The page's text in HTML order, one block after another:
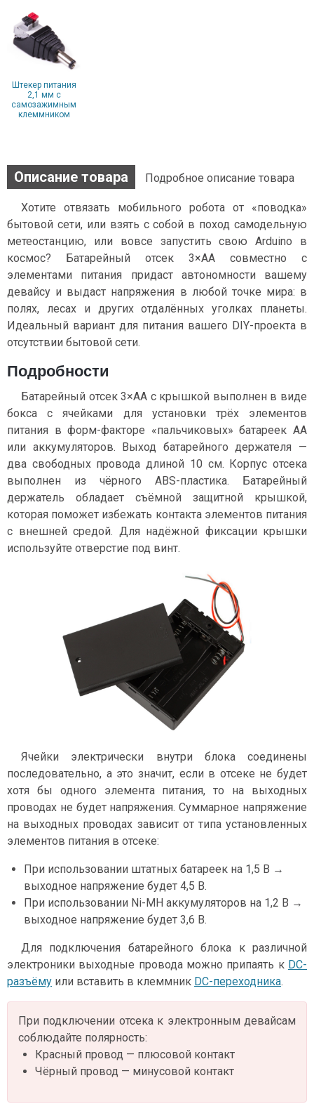
Штекер питания
2,1 мм с
самозажимным
клеммником
Описание товара Подробное описание товара
Хотите отвязать мобильного робота от «поводка»
бытовой сети, или взять с собой в поход самодельную
метеостанцию, или вовсе запустить свою Arduino в
космос? Батарейный отсек 3×АА совместно с
элементами питания придаст автономности вашему
девайсу и выдаст напряжения в любой точке мира: в
полях, лесах и других отдалённых уголках планеты.
Идеальный вариант для питания вашего DIY-проекта в
отсутствии бытовой сети.
Подробности
Батарейный отсек 3×АА с крышкой выполнен в виде
бокса с ячейками для установки трёх элементов
питания в форм-факторе «пальчиковых» батареек AA
или аккумуляторов. Выход батарейного держателя —
два свободных провода длиной 10 см. Корпус отсека
выполнен из чёрного ABS-пластика. Батарейный
держатель обладает съёмной защитной крышкой,
которая поможет избежать контакта элементов питания
с внешней средой. Для надёжной фиксации крышки
используйте отверстие под винт.
Ячейки электрически внутри блока соединены
последовательно, а это значит, если в отсеке не будет
хотя бы одного элемента питания, то на выходных
проводах не будет напряжения. Суммарное напряжение
на выходных проводах зависит от типа установленных
элементов питания в отсеке:
При использовании штатных батареек на 1,5 В →
выходное напряжение будет 4,5 В.
При использовании Ni-MH аккумуляторов на 1,2 В →
выходное напряжение будет 3,6 В.
Для подключения батарейного блока к различной
электроники выходные провода можно припаять к DC-
разъёму или вставить в клеммник DC-переходника.
При подключении отсека к электронным девайсам
соблюдайте полярность:
Красный провод — плюсовой контакт
Чёрный провод — минусовой контакт